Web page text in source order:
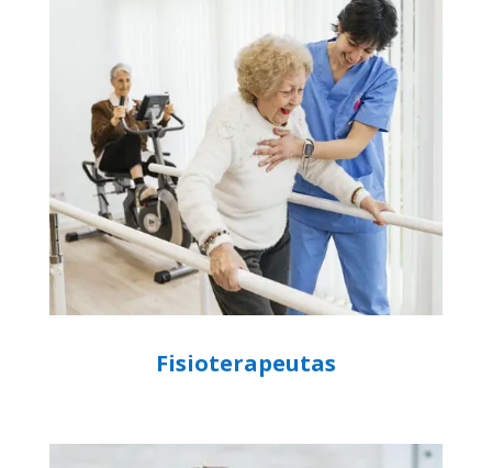
Fisioterapeutas